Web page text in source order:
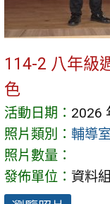
114-2 八年級
色
活動日期： 2026
照片類別： 輔導
照片數量：
發佈單位： 資料組